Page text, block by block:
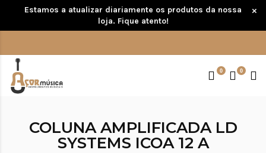
Estamos a atualizar diariamente os produtos da nossa
loja. Fique atento!
×
0 0
COLUNA AMPLIFICADA LD
SYSTEMS ICOA 12 A